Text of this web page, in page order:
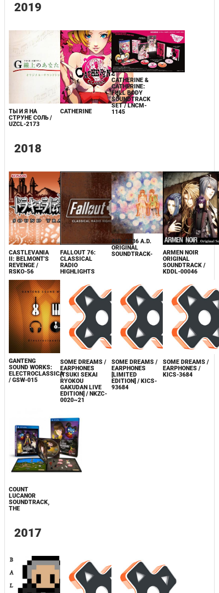
2019
ТЫ И Я НА
СТРУНЕ СОЛЬ /
UZCL-2173
CATHERINE
CATHERINE &
CATHERINE:
FULL BODY
SOUNDTRACK
SET / LNCM-
1145
2018
CASTLEVANIA
II: BELMONT'S
REVENGE /
RSKO-56
FALLOUT 76:
CLASSICAL
RADIO
HIGHLIGHTS
AIR -2236 A.D.
ORIGINAL
SOUNDTRACK-
ARMEN NOIR
ORIGINAL
SOUNDTRACK /
KDDL-00046
GANTENG
SOUND WORKS:
ELECTROCLASSICA
/ GSW-015
SOME DREAMS /
EARPHONES
[TSUKI SEKAI
RYOKOU
GAKUDAN LIVE
EDITION] / NKZC-
0020~21
SOME DREAMS /
EARPHONES
[LIMITED
EDITION] / KICS-
93684
SOME DREAMS /
EARPHONES /
KICS-3684
COUNT
LUCANOR
SOUNDTRACK,
THE
2017